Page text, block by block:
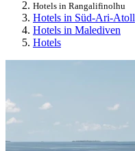
Hotels in Rangalifinolhu
Hotels in Süd-Ari-Atoll
Hotels in Malediven
Hotels